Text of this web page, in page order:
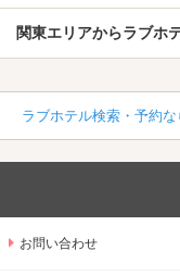
関東エリアからラブホ
ラブホテル検索・予約
お問い合わせ